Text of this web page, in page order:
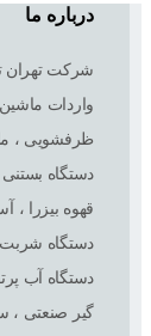
درباره ما
واردات
ظرفشویی ،
دستگاه
قهوه بیزرا ،
دستگاه
دستگاه آب
گیر صنعتی ،